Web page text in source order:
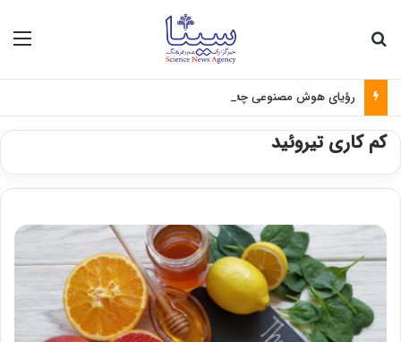
رؤیای هوش مصنوعی چه زمانی واقعی می‌شود؟
کم کاری تیروئید